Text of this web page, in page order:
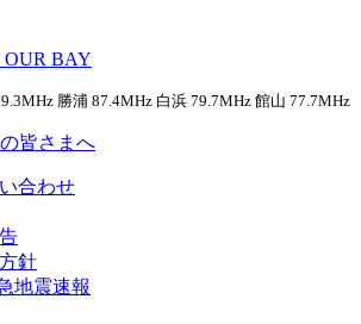
勝浦 87.4MHz 白浜 79.7MHz 館山 77.7MHz
皆さまへ
合わせ
針
地震速報